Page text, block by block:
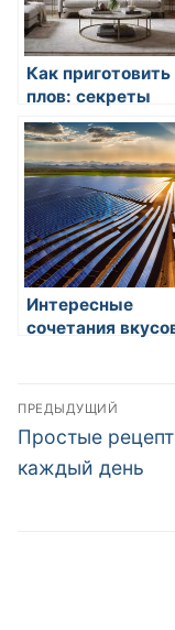
Как приготовить
плов: секреты
Интересные
сочетания
Навигация
по
записям
ПРЕДЫДУЩИЙ
Предыдущая
запись:
Простые
каждый день